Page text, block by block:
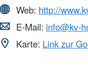
Web: http://
E-Mail: info@kv-
Karte: Link zur